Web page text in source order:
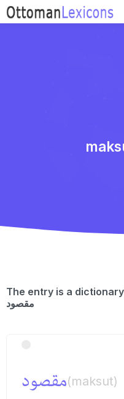
The entry is a
مقصود
مقصود(maksut)